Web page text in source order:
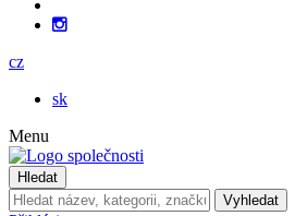
cz
sk
Menu
Hledat
Vyhledat